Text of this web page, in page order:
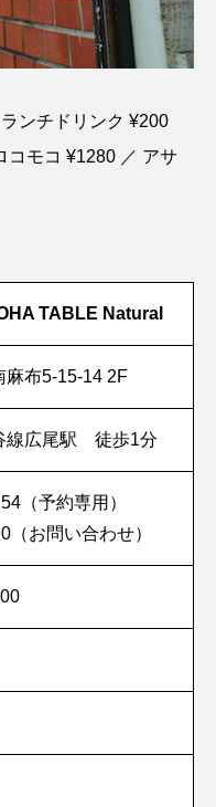
ンチドリンク ¥200
コモコ ¥1280 ／ アサ
TABLE Natural
麻布5-15-14 2F
線広尾駅 徒歩1分
（予約専用）
（お問い合わせ）